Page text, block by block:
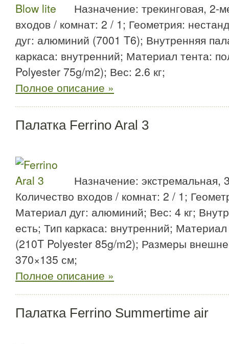
Назначение: трекинговая, 2-
входов / комнат: 2 / 1; Геометрия:
дуг: алюминий (7001 T6); Внутренняя
каркаса: внутренний; Материал тента:
Polyester 75g/m2); Вес: 2.6 кг;
Полное описание »
Палатка Ferrino Aral 3
Назначение: экстремальная,
Количество входов / комнат: 2 / 1;
Материал дуг: алюминий; Вес: 4 кг;
есть; Тип каркаса: внутренний;
(210T Polyester 85g/m2); Размеры
370×135 см;
Полное описание »
Палатка Ferrino Summertime air